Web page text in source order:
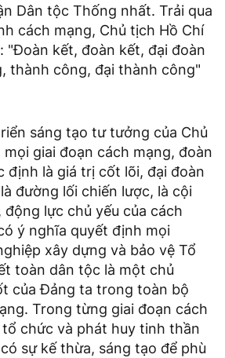
Dân tộc Thống nhất. Trải qua
cách mạng, Chủ tịch Hồ Chí
"Đoàn kết, đoàn kết, đại đoàn
thành công, đại thành công"
sáng tạo tư tưởng của Chủ
giai đoạn cách mạng, đoàn
định là giá trị cốt lõi, đại đoàn
đường lối chiến lược, là cội
động lực chủ yếu của cách
ý nghĩa quyết định mọi
xây dựng và bảo vệ Tổ
toàn dân tộc là một chủ
của Đảng ta trong toàn bộ
Trong từng giai đoạn cách
chức và phát huy tinh thần
sự kế thừa, sáng tạo để phù